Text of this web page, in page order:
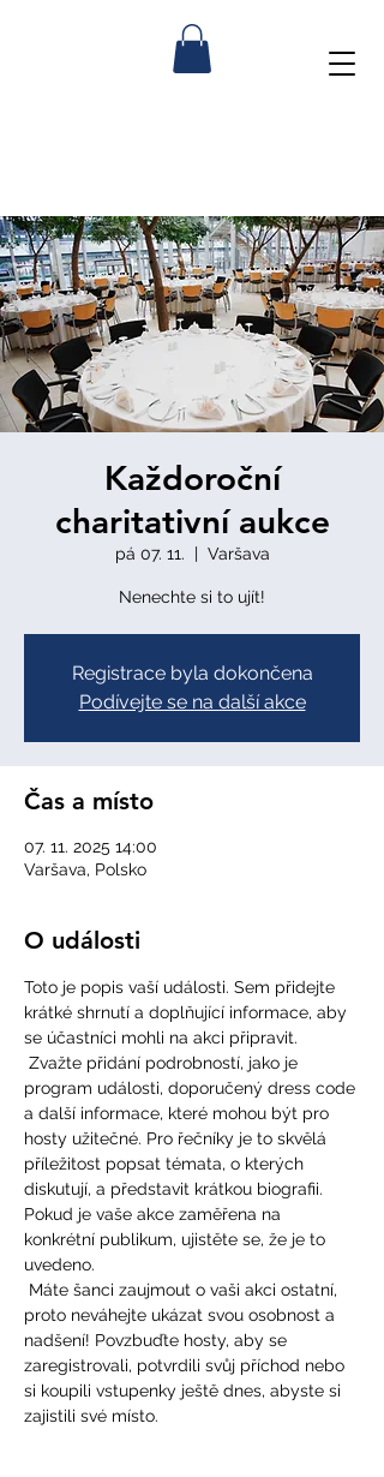
Každoroční
charitativní aukce
pá 07. 11.
  |
Varšava
Nenechte si to ujít!
Registrace byla dokončena
Podívejte se na další akce
Čas a místo
07. 11. 2025 14:00
Varšava, Polsko
O události
Toto je popis vaší události. Sem přidejte
krátké shrnutí a doplňující informace, aby
se účastníci mohli na akci připravit.
program události, doporučený dress code
a další informace, které mohou být pro
hosty užitečné. Pro řečníky je to skvělá
příležitost popsat témata, o kterých
diskutují, a představit krátkou biografii.
Pokud je vaše akce zaměřena na
konkrétní publikum, ujistěte se, že je to
uvedeno.
proto neváhejte ukázat svou osobnost a
nadšení! Povzbuďte hosty, aby se
zaregistrovali, potvrdili svůj příchod nebo
si koupili vstupenky ještě dnes, abyste si
zajistili své místo.